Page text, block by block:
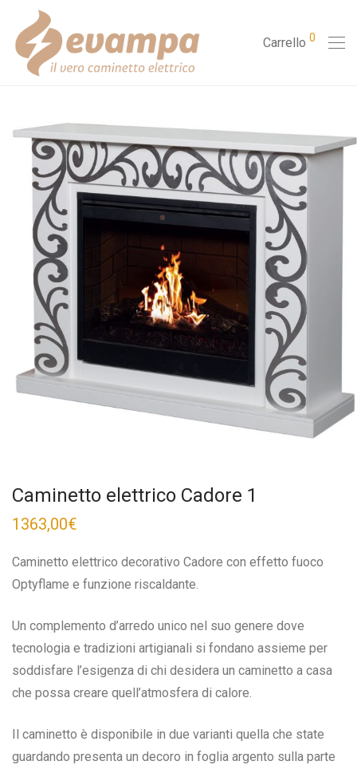
Carrello 0
Caminetto elettrico Cadore 1
1363,00€
Caminetto elettrico decorativo Cadore con effetto fuoco
Optyflame e funzione riscaldante.
Un complemento d’arredo unico nel suo genere dove
tecnologia e tradizioni artigianali si fondano assieme per
soddisfare l’esigenza di chi desidera un caminetto a casa
che possa creare quell’atmosfera di calore.
Il caminetto è disponibile in due varianti quella che state
guardando presenta un decoro in foglia argento sulla parte